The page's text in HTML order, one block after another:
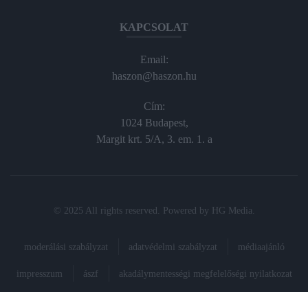
KAPCSOLAT
Email:
haszon@haszon.hu
Cím:
1024 Budapest,
Margit krt. 5/A, 3. em. 1. a
© 2025 All rights reserved. Powered by HG Media
moderálási szabályzat adatvédelmi szabályzat médiaajánló
impresszum ászf akadálymentességi megfelelőségi nyilatkozat